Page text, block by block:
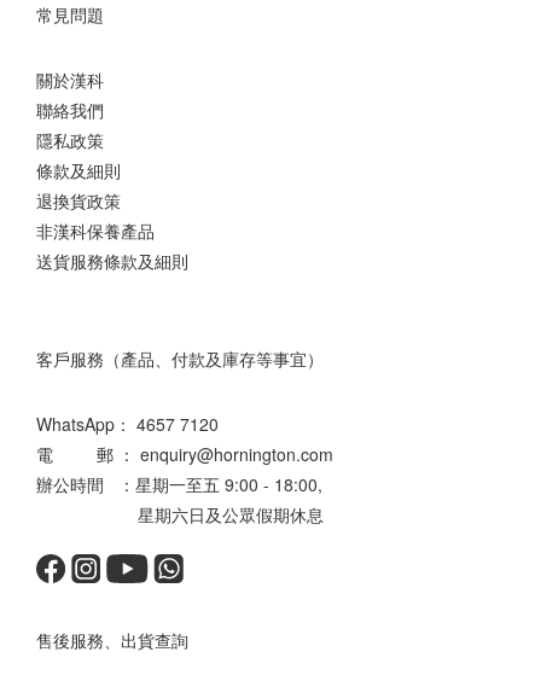
常見問題
關於漢科
聯絡我們
隱私政策
條款及細則
退換貨政策
非漢科保養產品
送貨服務條款及細則
客戶服務（產品、付款及庫存等事宜）
WhatsApp： 4657 7120
電 郵 ： enquiry@hornington.com
辦公時間 ：星期一至五 9:00 - 18:00,
星期六日及公眾假期休息
售後服務、出貨查詢